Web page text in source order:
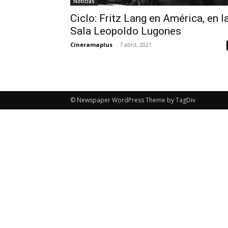
Ciclo: Fritz Lang en América, en
Sala Leopoldo Lugones
Cineramaplus - 7 abril, 2021
© Newspaper WordPress Theme by TagDiv